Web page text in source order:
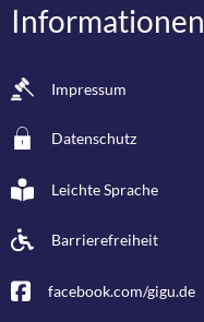
Informationen
Impressum
Datenschutz
Leichte Sprache
Barrierefreiheit
facebook.com/gigu.de